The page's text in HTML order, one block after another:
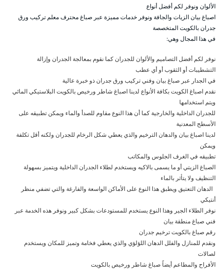
الألوان ونوفر لكم أفضل أنواع
اصباغ بيان الزيات والجافة ونوفر خدمات مميزة عبر صباغ محترف معلم تركيب ورق
جدران بالكويت المتخصصة
في هذا المجال وهي:
نوفر لكم أفضل التصاميم والألوان للجدران كما نقوم بمعالجة الجدران وإزالة
التشطيبات أو الثقوب أو أي عطب
في الجدار عبر صباغ بيان وفني تركيب ورق جدران ذو خبرة عالية
نقدم اصباغ الكويت بكافة الأنواع لدينا اصباغ شاطر ورخيص بالكويت البلاستيكي المائي
ويتم استخدامها
للجدران الداخلية والخارجية كما أن هذا النوع مقاوم للصدأ والماء ويمكن تطبيقه على
الأسطح المعدنية
لدينا اصباغ بيان والدهان الترخيم والذي يعطي شكل الرخام للجدران ولكنه أقل تكلفة
ويمكن
تطبيقه في الغرف الجلوس والمكاتب
الصباغ الزيتي أو ما يسمى بالاكيه ويستخدم لطلاء الجدران الداخلية ويتميز بسهولة
التنظيف ولا يتأثر بالماء
الدهان التعتيق ويطبق هذا النوع على الأماكن الواسعة والفارغة والتي تضفي منظر
أنتيكي
نوفر الطلاء الجير وهذا النوع يستخدم للمستودعات بشكل كبير ونوفر هذه الخدمة عبر
فني صباغ منطقة بيان
رقم صباغ بالكويت ترخيم جدران
ونقدم للمنازل والفلل الدهان اللؤلؤي والذي يعطي فخامة وتميز للمكان ويستخدم
لصالات
الأفراح والمطاعم أيضاً صباغ شاطر ورخيص بالكويت